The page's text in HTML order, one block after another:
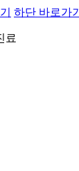
하단 바로가기
료